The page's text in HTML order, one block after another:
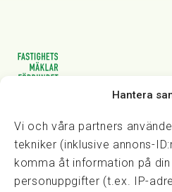
Hantera
Vi och våra partners
tekniker (inklusive annons-
komma åt information på
personuppgifter (t.ex. IP-
Vasagatan 28, 111 20 Stockholm
kansli@fmf.se
Snabblänkar